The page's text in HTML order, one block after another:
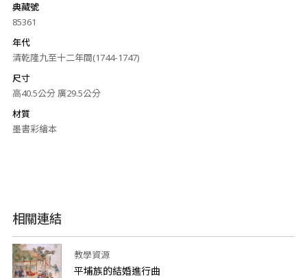
典藏號
85361
年代
清乾隆九至十二年間(1744-1747)
尺寸
高40.5公分 廣29.5公分
材質
墨書彩繪本
相關連結
教學資源
平埔族的結婚進行曲